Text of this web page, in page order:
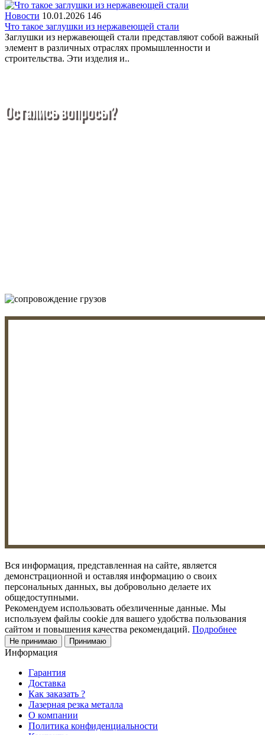
Новости 10.01.2026 146
Что такое заглушки из нержавеющей стали
Заглушки из нержавеющей стали представляют собой важный
элемент в различных отраслях промышленности и
строительства. Эти изделия и..
Остались вопросы?
Вся информация, представленная на сайте, является
демонстрационной и оставляя информацию о своих
персональных данных, вы добровольно делаете их
общедоступными.
Рекомендуем использовать обезличенные данные. Мы
используем файлы cookie для вашего удобства пользования
сайтом и повышения качества рекомендаций. Подробнее
Не принимаю Принимаю
Информация
Гарантия
Доставка
Как заказать ?
Лазерная резка металла
О компании
Политика конфиденциальности